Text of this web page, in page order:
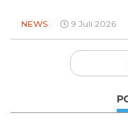
NEWS 9 Juli 2026